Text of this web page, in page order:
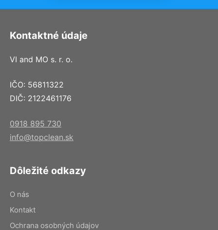
Kontaktné údaje
VI and MO s. r. o.
IČO: 56811322
DIČ: 2122461176
0918 895 730
info@topclean.sk
Dôležité odkazy
O nás
Kontakt
Ochrana osobných údajov